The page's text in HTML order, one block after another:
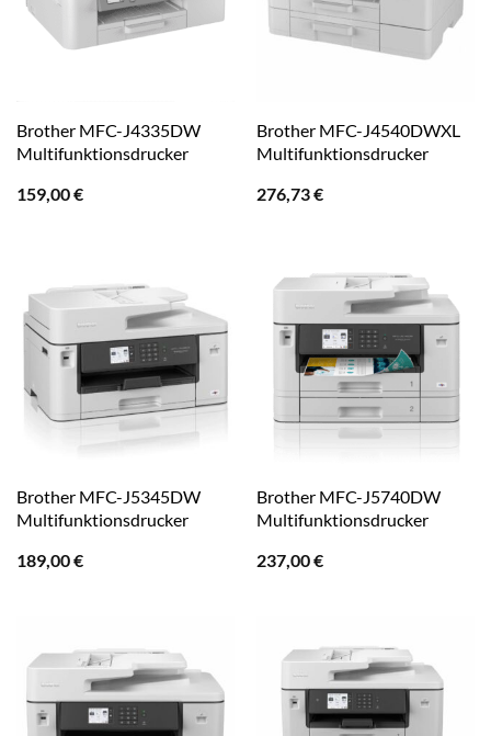
Brother MFC-J4335DW
Multifunktionsdrucker
159,00€
Brother MFC-J4540DWXL
Multifunktionsdrucker
276,73€
Brother MFC-J5345DW
Multifunktionsdrucker
189,00€
Brother MFC-J5740DW
Multifunktionsdrucker
237,00€